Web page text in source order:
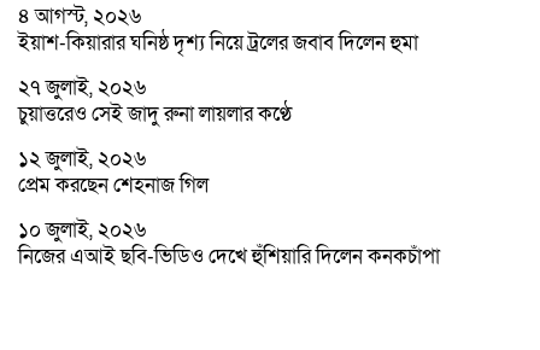
৪ আগস্ট, ২০২৬
ইয়াশ-কিয়ারার ঘনিষ্ঠ দৃশ্য নিয়ে ট্রলের জবাব দিলেন হুমা
২৭ জুলাই, ২০২৬
চুয়াত্তরেও সেই জাদু রুনা লায়লার কণ্ঠে
১২ জুলাই, ২০২৬
প্রেম করছেন শেহনাজ গিল
১০ জুলাই, ২০২৬
নিজের এআই ছবি-ভিডিও দেখে হুঁশিয়ারি দিলেন কনকচাঁপা